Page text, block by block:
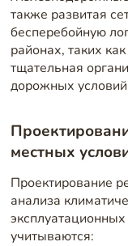
также развитая
бесперебойную
районах, таких
тщательная
дорожных
местных
Проектирование
анализа
учитываются: